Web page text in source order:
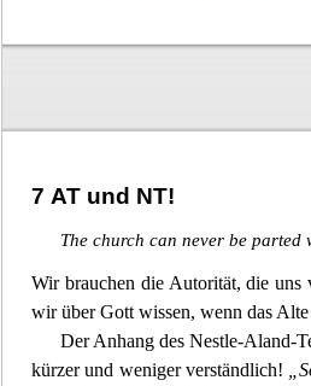
7 AT und NT!
The church can never be parted
Wir brauchen die Autorität, die
wir über Gott wissen, wenn das
Der Anhang des Nestle-Aland-
kürzer und weniger verständlich!